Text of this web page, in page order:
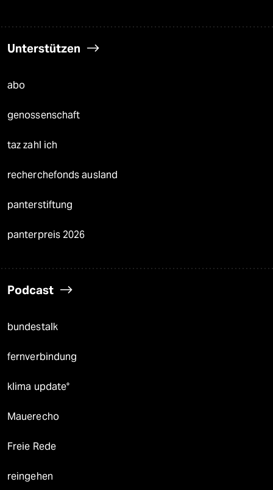
Unterstützen
abo
genossenschaft
taz zahl ich
recherchefonds ausland
panterstiftung
panterpreis 2026
Podcast
bundestalk
fernverbindung
klima update°
Mauerecho
Freie Rede
reingehen